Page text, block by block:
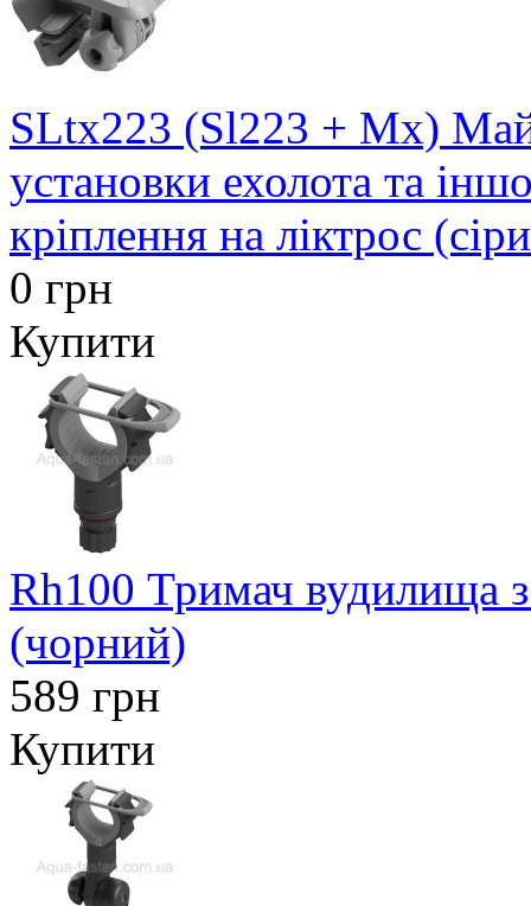
SLtx223 (Sl223 + Mx)
установки ехолота та
кріплення на ліктрос
0 грн
Купити
Rh100 Тримач вудилища
(чорний)
589 грн
Купити